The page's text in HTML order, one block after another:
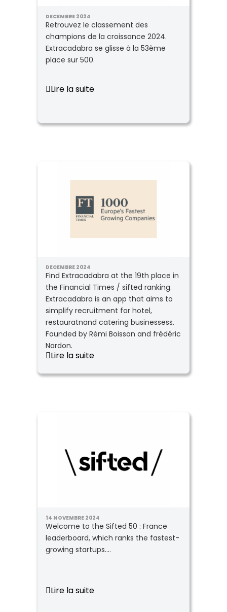
DECEMBRE 2024
Retrouvez le classement des
champions de la croissance 2024.
Extracadabra se glisse à la 53ème
place sur 500.
Lire la suite
DECEMBRE 2024
Find Extracadabra at the 19th place in
the Financial Times / sifted ranking.
Extracadabra is an app that aims to
simplify recruitment for hotel,
restauratnand catering businessess.
Founded by Rémi Boisson and frédéric
Nardon.
Lire la suite
14 NOVEMBRE 2024
Welcome to the Sifted 50 : France
leaderboard, which ranks the fastest-
growing startups....
Lire la suite